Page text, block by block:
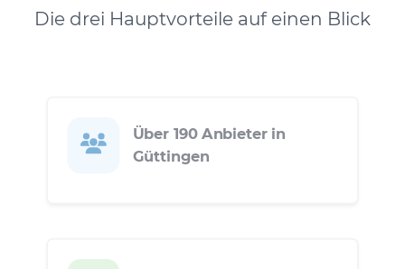
Die drei Hauptvorteile auf einen Blick
Über 190 Anbieter in
Güttingen